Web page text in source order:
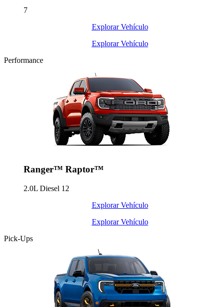
7
Explorar Vehículo
Explorar Vehículo
Performance
Ranger™ Raptor™
2.0L Diesel 12
Explorar Vehículo
Explorar Vehículo
Pick-Ups